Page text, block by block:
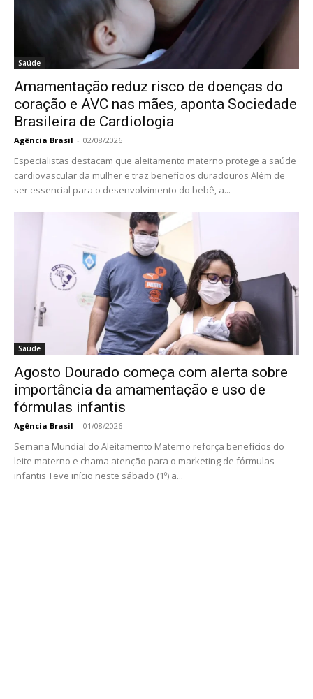
Saúde
Amamentação reduz risco de doenças do
coração e AVC nas mães, aponta Sociedade
Brasileira de Cardiologia
Agência Brasil - 02/08/2026
Especialistas destacam que aleitamento materno protege a saúde
cardiovascular da mulher e traz benefícios duradouros Além de
ser essencial para o desenvolvimento do bebê, a...
Saúde
Agosto Dourado começa com alerta sobre
importância da amamentação e uso de
fórmulas infantis
Agência Brasil - 01/08/2026
Semana Mundial do Aleitamento Materno reforça benefícios do
leite materno e chama atenção para o marketing de fórmulas
infantis Teve início neste sábado (1º) a...